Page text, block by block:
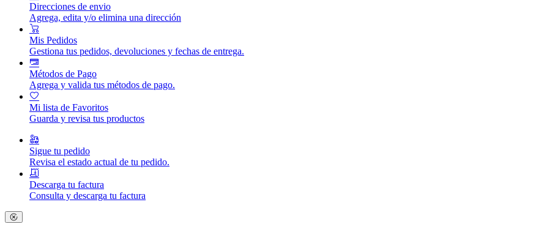
Direcciones de envio
Agrega, edita y/o elimina una dirección
Mis Pedidos
Gestiona tus pedidos, devoluciones y fechas de entrega.
Métodos de Pago
Agrega y valida tus métodos de pago.
Mi lista de Favoritos
Guarda y revisa tus productos
Sigue tu pedido
Revisa el estado actual de tu pedido.
Descarga tu factura
Consulta y descarga tu factura